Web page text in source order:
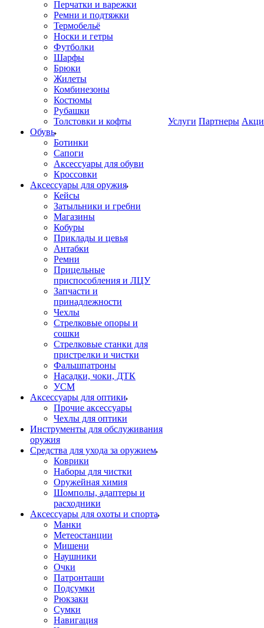
Перчатки и варежки
Ремни и подтяжки
Термобельё
Носки и гетры
Футболки
Шарфы
Брюки
Жилеты
Комбинезоны
Костюмы
Рубашки
Толстовки и кофты
Обувь
Ботинки
Сапоги
Аксессуары для обуви
Кроссовки
Аксессуары для оружия
Кейсы
Затыльники и гребни
Магазины
Кобуры
Приклады и цевья
Антабки
Ремни
Прицельные
приспособления и ЛЦУ
Запчасти и
принадлежности
Чехлы
Стрелковые опоры и
сошки
Стрелковые станки для
пристрелки и чистки
Фальшпатроны
Насадки, чоки, ДТК
УСМ
Аксессуары для оптики
Прочие аксессуары
Чехлы для оптики
Инструменты для обслуживания
оружия
Средства для ухода за оружием
Коврики
Наборы для чистки
Оружейная химия
Шомполы, адаптеры и
расходники
Аксессуары для охоты и спорта
Манки
Метеостанции
Мишени
Наушники
Очки
Патронташи
Подсумки
Рюкзаки
Сумки
Навигация
Услуги Партнеры